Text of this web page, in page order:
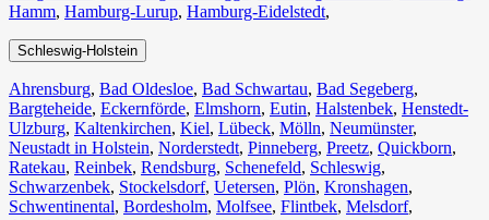
Hamm, Hamburg-Lurup, Hamburg-Eidelstedt,
Schleswig-Holstein
Ahrensburg, Bad Oldesloe, Bad Schwartau, Bad Segeberg,
Bargteheide, Eckernförde, Elmshorn, Eutin, Halstenbek, Henstedt-
Ulzburg, Kaltenkirchen, Kiel, Lübeck, Mölln, Neumünster,
Neustadt in Holstein, Norderstedt, Pinneberg, Preetz, Quickborn,
Ratekau, Reinbek, Rendsburg, Schenefeld, Schleswig,
Schwarzenbek, Stockelsdorf, Uetersen, Plön, Kronshagen,
Schwentinental, Bordesholm, Molfsee, Flintbek, Melsdorf,